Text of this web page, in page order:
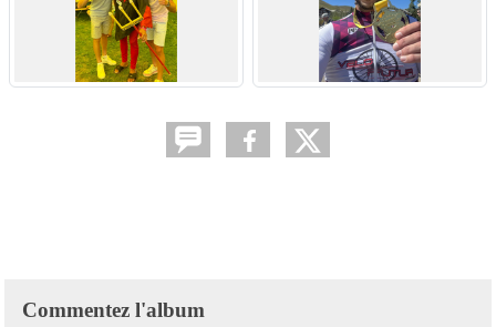
Commentez l'album